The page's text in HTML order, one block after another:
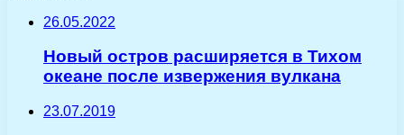
26.05.2022
Новый остров расширяется в Тихом
океане после извержения вулкана
23.07.2019